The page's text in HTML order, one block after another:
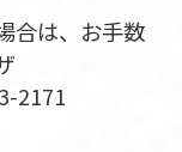
合は、お手数
2171